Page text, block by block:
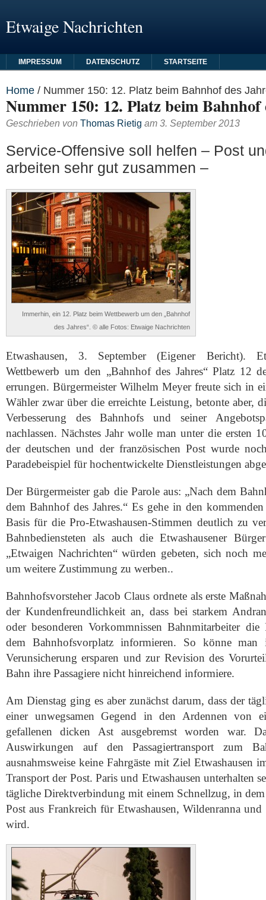
Etwaige Nachrichten
IMPRESSUM DATENSCHUTZ STARTSEITE
Home / Nummer 150: 12. Platz beim Bahnhof des
Nummer 150: 12. Platz beim Bahnhof
Geschrieben von Thomas Rietig am 3. September 2013
Service-Offensive soll helfen – Post
arbeiten sehr gut zusammen –
Immerhin, ein 12. Platz beim Wettbewerb um den „Bahnhof
des Jahres“. © alle Fotos: Etwaige Nachrichten
Etwashausen, 3. September (Eigener Bericht).
Wettbewerb um den „Bahnhof des Jahres“ Platz 12
errungen. Bürgermeister Wilhelm Meyer freute sich in
Wähler zwar über die erreichte Leistung, betonte aber,
Verbesserung des Bahnhofs und seiner
nachlassen. Nächstes Jahr wolle man unter die ersten
der deutschen und der französischen Post wurde
Paradebeispiel für hochentwickelte Dienstleistungen
Der Bürgermeister gab die Parole aus: „Nach dem
dem Bahnhof des Jahres.“ Es gehe in den
Basis für die Pro-Etwashausen-Stimmen deutlich zu
Bahnbediensteten als auch die Etwashausener
„Etwaigen Nachrichten“ würden gebeten, sich noch
um weitere Zustimmung zu werben..
Bahnhofsvorsteher Jacob Claus ordnete als erste
der Kundenfreundlichkeit an, dass bei starkem
oder besonderen Vorkommnissen Bahnmitarbeiter die
dem Bahnhofsvorplatz informieren. So könne man
Verunsicherung ersparen und zur Revision des
Bahn ihre Passagiere nicht hinreichend informiere.
Am Dienstag ging es aber zunächst darum, dass der
einer unwegsamen Gegend in den Ardennen von
gefallenen dicken Ast ausgebremst worden war.
Auswirkungen auf den Passagiertransport zum
ausnahmsweise keine Fahrgäste mit Ziel Etwashausen
Transport der Post. Paris und Etwashausen unterhalten
tägliche Direktverbindung mit einem Schnellzug, in dem
Post aus Frankreich für Etwashausen, Wildenranna
wird.